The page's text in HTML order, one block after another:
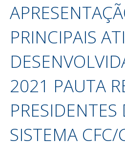
PRINCIPAIS
2021 PAUTA
PRESIDENTES
SISTEMA CFC/